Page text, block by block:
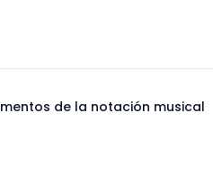
de la notación musical